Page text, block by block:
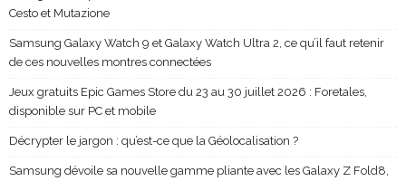
Cesto et Mutazione
Samsung Galaxy Watch 9 et Galaxy Watch Ultra 2, ce qu’il faut retenir
de ces nouvelles montres connectées
Jeux gratuits Epic Games Store du 23 au 30 juillet 2026 : Foretales,
disponible sur PC et mobile
Décrypter le jargon : qu’est-ce que la Géolocalisation ?
Samsung dévoile sa nouvelle gamme pliante avec les Galaxy Z Fold8,